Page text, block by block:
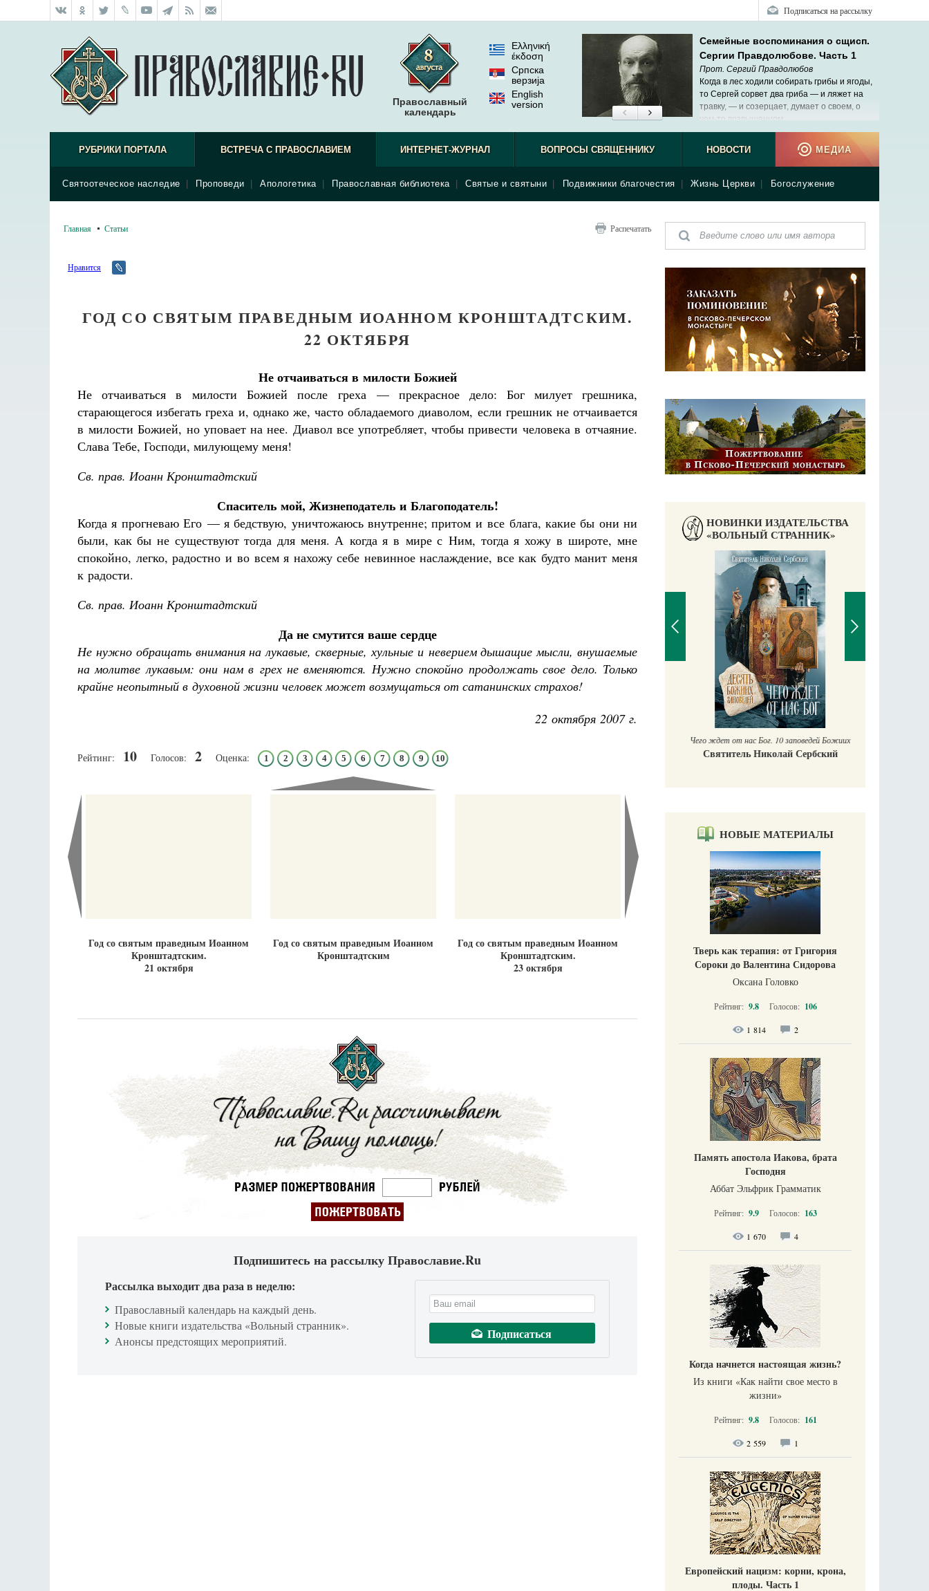
Подписаться на рассылку
Православный
календарь
Ελληνική
έκδοση
Српска
верзиjа
English
version
Семейные воспоминания о сщисп.
Сергии Правдолюбове. Часть 1
Прот. Сергий Правдолюбов
Когда в лес ходили собирать грибы и ягоды,
то Сергей сорвет два гриба — и ляжет на
травку, — и созерцает, думает о своем, о
чем-то возвышенном.
РУБРИКИ ПОРТАЛА ВСТРЕЧА С ПРАВОСЛАВИЕМ
Святоотеческое наследие Проповеди Апологетика Православная библиотека Святые и святыни Подвижники благочестия Жизнь Церкви Богослужение
ИНТЕРНЕТ-ЖУРНАЛ ВОПРОСЫ СВЯЩЕННИКУ НОВОСТИ МЕДИА
Главная Статьи Распечатать
Нравится
ГОД СО СВЯТЫМ ПРАВЕДНЫМ ИОАННОМ КРОНШТАДТСКИМ.
22 ОКТЯБРЯ
Не отчаиваться в милости Божией
Не отчаиваться в милости Божией после греха — прекрасное дело: Бог милует грешника,
старающегося избегать греха и, однако же, часто обладаемого диаволом, если грешник не отчаивается
в милости Божией, но уповает на нее. Диавол все употребляет, чтобы привести человека в отчаяние.
Слава Тебе, Господи, милующему меня!
Св. прав. Иоанн Кронштадтский
Спаситель мой, Жизнеподатель и Благоподатель!
Когда я прогневаю Его — я бедствую, уничтожаюсь внутренне; притом и все блага, какие бы они ни
были, как бы не существуют тогда для меня. А когда я в мире с Ним, тогда я хожу в широте, мне
спокойно, легко, радостно и во всем я нахожу себе невинное наслаждение, все как будто манит меня
к радости.
Св. прав. Иоанн Кронштадтский
Да не смутится ваше сердце
Не нужно обращать внимания на лукавые, скверные, хульные и неверием дышащие мысли, внушаемые
на молитве лукавым: они нам в грех не вменяются. Нужно спокойно продолжать свое дело. Только
крайне неопытный в духовной жизни человек может возмущаться от сатанинских страхов!
22 октября 2007 г.
Рейтинг: 10 Голосов: 2 Оценка: 1 2 3 4 5 6 7 8 9 10
Год со святым праведным Иоанном
Кронштадтским.
21 октября
Год со святым праведным Иоанном
Кронштадтским
Год со святым праведным Иоанном
Кронштадтским.
23 октября
Подпишитесь на рассылку Православие.Ru
Рассылка выходит два раза в неделю:
Православный календарь на каждый день.
Новые книги издательства «Вольный странник».
Анонсы предстоящих мероприятий.
НОВИНКИ ИЗДАТЕЛЬСТВА
«ВОЛЬНЫЙ СТРАННИК»
Кирилл Мурышев
святого
Чего ждет от нас Бог. 10 заповедей Божиих
Святитель Николай Сербский
НОВЫЕ МАТЕРИАЛЫ
Тверь как терапия: от Григория
Сороки до Валентина Сидорова
Оксана Головко
Рейтинг: 9.8 Голосов: 106
1 814 2
Память апостола Иакова, брата
Господня
Аббат Эльфрик Грамматик
Рейтинг: 9.9 Голосов: 163
1 670 4
Когда начнется настоящая жизнь?
Из книги «Как найти свое место в
жизни​»
Рейтинг: 9.8 Голосов: 161
2 559 1
Европейский нацизм: корни, крона,
плоды. Часть 1